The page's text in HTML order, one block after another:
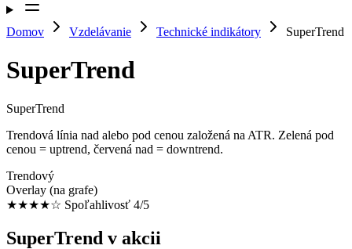
Domov Vzdelávanie Technické indikátory SuperTrend
SuperTrend
SuperTrend
Trendová línia nad alebo pod cenou založená na ATR. Zelená pod
cenou = uptrend, červená nad = downtrend.
Trendový
Overlay (na grafe)
★★★★☆ Spoľahlivosť 4/5
SuperTrend v akcii